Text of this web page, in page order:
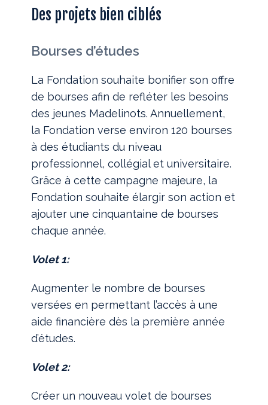
Des projets bien ciblés
Bourses d’études
La Fondation souhaite bonifier son offre
de bourses afin de refléter les besoins
des jeunes Madelinots. Annuellement,
la Fondation verse environ 120 bourses
à des étudiants du niveau
professionnel, collégial et universitaire.
Grâce à cette campagne majeure, la
Fondation souhaite élargir son action et
ajouter une cinquantaine de bourses
chaque année.
Volet 1:
Augmenter le nombre de bourses
versées en permettant l’accès à une
aide financière dès la première année
d’études.
Volet 2:
Créer un nouveau volet de bourses